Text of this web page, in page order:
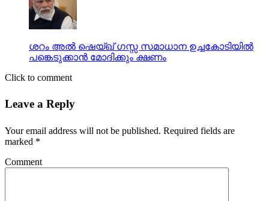
ശറം അല്‍ ഷെയ്ഖ് ഗസ്സ സമാധാന ഉച്ചകോടിയില്‍
പങ്കെടുക്കാന്‍ മോദിക്കും ക്ഷണം
Click to comment
Leave a Reply
Your email address will not be published. Required fields are
marked *
Comment